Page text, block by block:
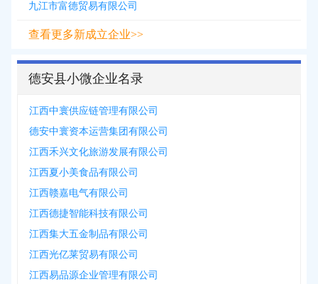
九江市富德贸易有限公司
查看更多新成立企业>>
德安县小微企业名录
江西中寰供应链管理有限公司
德安中寰资本运营集团有限公司
江西禾兴文化旅游发展有限公司
江西夏小美食品有限公司
江西赣嘉电气有限公司
江西德捷智能科技有限公司
江西集大五金制品有限公司
江西光亿莱贸易有限公司
江西易品源企业管理有限公司